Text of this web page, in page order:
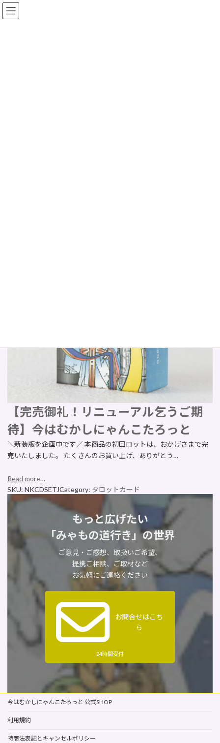
コ
ン
ナ
ビ
【完売御礼！リニューアル乞うご期
待】今はむかしにゃんこたろっと
＼新装版を企画中です／ 本商品の初回ロットは、おかげさまで完
売いたしました。 たくさんのお買い上げ、ありがとう…
Read more…
SKU: NKCDSETJCategory: タロットカード
もっと広げたい
「みゃもの道行き」の世界
ご意見・ご感想、取扱いご希望、
提携ご相談、ご取材など
お気軽にご連絡ください
お問合せはこち
ら
24時間受付
今はむかしにゃんこたろっと 公式SHOP
利用規約
特商法表記とキャンセルポリシー